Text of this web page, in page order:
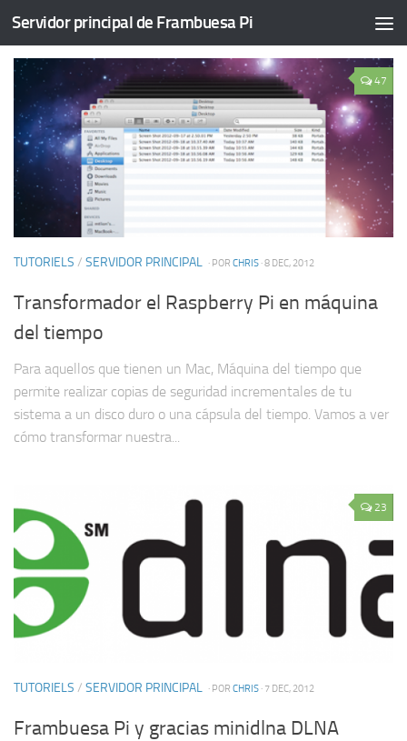
Servidor principal de Frambuesa Pi
CATEGORÍA:SERVIDOR PRINCIPAL
47
TUTORIELS / SERVIDOR PRINCIPAL · POR CHRIS · 8 DEC, 2012
Transformador el Raspberry Pi en máquina
del tiempo
Para aquellos que tienen un Mac, Máquina del tiempo que
permite realizar copias de seguridad incrementales de tu
sistema a un disco duro o una cápsula del tiempo. Vamos a ver
cómo transformar nuestra...
23
TUTORIELS / SERVIDOR PRINCIPAL · POR CHRIS · 7 DEC, 2012
Frambuesa Pi y gracias minidlna DLNA